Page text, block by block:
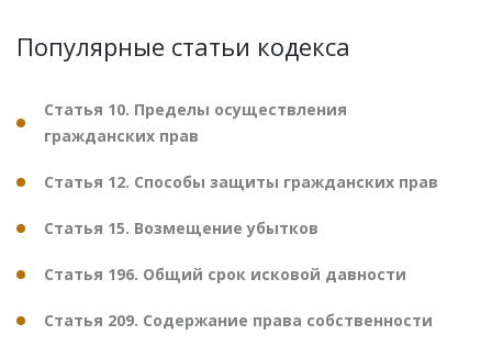
Популярные статьи кодекса
Статья 10. Пределы осуществления
гражданских прав
Статья 12. Способы защиты гражданских прав
Статья 15. Возмещение убытков
Статья 196. Общий срок исковой давности
Статья 209. Содержание права собственности